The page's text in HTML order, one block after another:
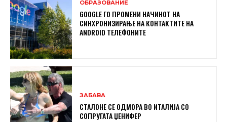
ОБРАЗОВАНИЕ
GOOGLE ГО ПРОМЕНИ НАЧИНОТ НА
СИНХРОНИЗИРАЊЕ НА КОНТАКТИТЕ НА
ANDROID ТЕЛЕФОНИТЕ
ЗАБАВА
СТАЛОНЕ СЕ ОДМОРА ВО ИТАЛИЈА СО
СОПРУГАТА ЏЕНИФЕР